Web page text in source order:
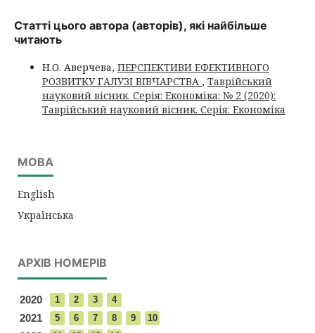
Статті цього автора (авторів), які найбільше
читають
Н.О. Аверчева, ПЕРСПЕКТИВИ ЕФЕКТИВНОГО
РОЗВИТКУ ГАЛУЗІ ВІВЧАРСТВА , Таврійський
науковий вісник. Серія: Економіка: № 2 (2020):
Таврійський науковий вісник. Серія: Економіка
МОВА
English
Українська
АРХІВ НОМЕРІВ
2020 1 2 3 4
2021 5 6 7 8 9 10